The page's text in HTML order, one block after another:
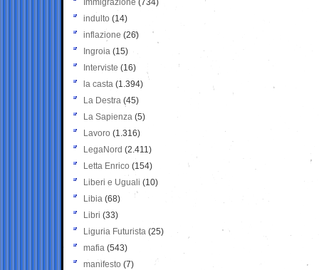
Immigrazione (734)
indulto (14)
inflazione (26)
Ingroia (15)
Interviste (16)
la casta (1.394)
La Destra (45)
La Sapienza (5)
Lavoro (1.316)
LegaNord (2.411)
Letta Enrico (154)
Liberi e Uguali (10)
Libia (68)
Libri (33)
Liguria Futurista (25)
mafia (543)
manifesto (7)